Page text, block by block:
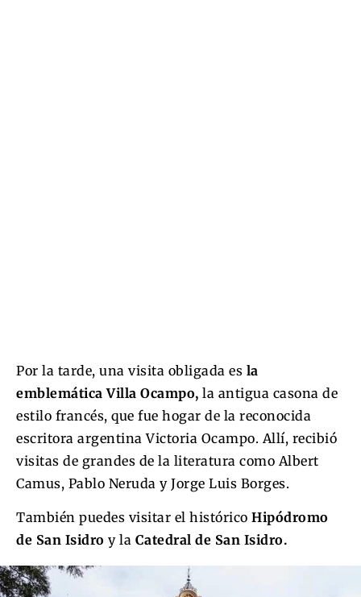
Por la tarde, una visita obligada es la
emblemática Villa Ocampo, la antigua casona de
estilo francés, que fue hogar de la reconocida
escritora argentina Victoria Ocampo. Allí, recibió
visitas de grandes de la literatura como Albert
Camus, Pablo Neruda y Jorge Luis Borges.
También puedes visitar el histórico Hipódromo
de San Isidro y la Catedral de San Isidro.